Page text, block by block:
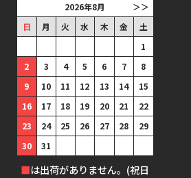
＞＞
2026年8月
日
月 火 水 木 金
土
1
2
3 4 5 6 7
8
9
10 11 12 13 14
15
16
17 18 19 20 21
22
23
24 25 26 27 28
29
30
31
■は出荷がありません。(祝日